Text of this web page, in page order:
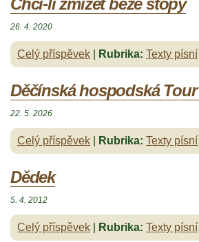
Chci-li zmizet beze stopy
26. 4. 2020
Celý příspěvek Rubrika: Texty písní
Děčínská hospodská
22. 5. 2026
Celý příspěvek Rubrika: Texty písní
Dědek
5. 4. 2012
Celý příspěvek Rubrika: Texty písní